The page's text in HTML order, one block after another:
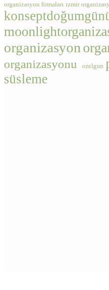
organizasyon firmaları izmir
organizasyon
organizasyonu ozelgun
süsleme